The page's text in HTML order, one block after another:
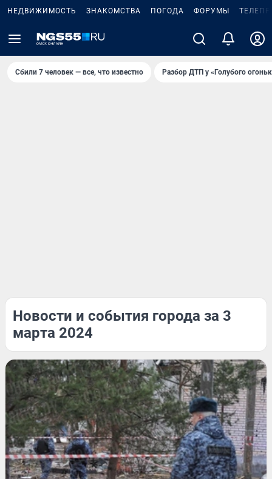
НЕДВИЖИМОСТЬ ЗНАКОМСТВА ПОГОДА ФОРУМЫ
Сбили 7 человек — все, что известно Разбор ДТП у «Голубого
Новости и события города за 3
марта 2024